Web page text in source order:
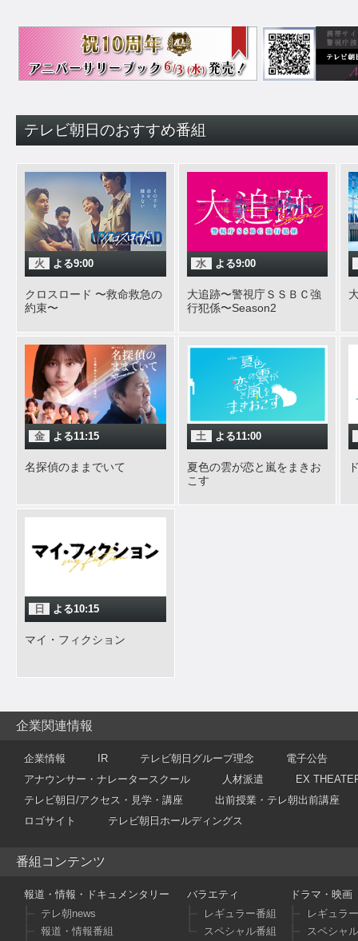
テレビ朝日のおすすめ番組
火 よる9:00
クロスロード 〜救命救急の
約束〜
水 よる9:00
大追跡〜警視庁ＳＳＢＣ強
行犯係〜Season2
金 よる11:15
名探偵のままでいて
土 よる11:00
夏色の雲が恋と嵐をまきお
こす
日 よる10:15
マイ・フィクション
企業関連情報
企業情報 IR テレビ朝日グループ理念
電子公告
アナウンサー・ナレータースクール
人材派遣
EX
テレビ朝日/アクセス・見学・講座
出前授業・テレ朝出前講座
ロゴサイト
テレビ朝日ホールディングス
番組コンテンツ
報道・情報・ドキュメンタリー
テレ朝news
報道・情報番組
バラエティ
レギュラー番組
スペシャル番組
ドラマ・映画
レギュラ
スペシャ